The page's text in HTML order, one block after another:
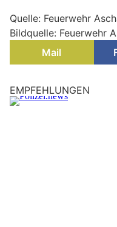
Quelle: Feuerwehr
Bildquelle: Feuerwehr
Mail
München, Bayern: